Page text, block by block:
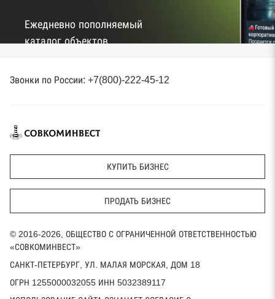
Ежедневно пополняемый
каталог объектов
Перейти в TG-
Звонки по России: +7(800)-222-45-12
КУПИТЬ БИЗНЕС
ПРОДАТЬ БИЗНЕС
© 2016-2026, ОБЩЕСТВО С ОГРАНИЧЕННОЙ ОТВЕТСТВЕННОСТЬЮ
«СОВКОМИНВЕСТ»
САНКТ-ПЕТЕРБУРГ, УЛ. МАЛАЯ МОРСКАЯ, ДОМ 18
ОГРН 1255000032055 ИНН 5032389117